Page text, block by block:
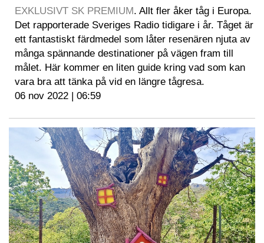
EXKLUSIVT SK PREMIUM. Allt fler åker tåg i Europa.
Det rapporterade Sveriges Radio tidigare i år. Tåget är
ett fantastiskt färdmedel som låter resenären njuta av
många spännande destinationer på vägen fram till
målet. Här kommer en liten guide kring vad som kan
vara bra att tänka på vid en längre tågresa.
06 nov 2022 | 06:59